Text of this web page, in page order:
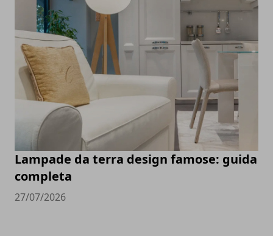
Lampade da terra design famose: guida
completa
27/07/2026